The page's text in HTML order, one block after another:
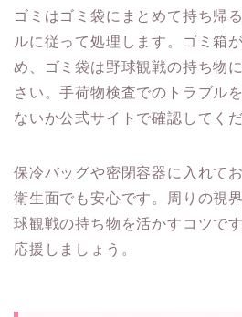
ゴミはゴミ袋にまとめて持ち帰
ルに従って処理します。ゴミ箱
め、ゴミ袋は野球観戦の持ち物
さい。手荷物検査でのトラブル
ないか公式サイトで確認してくだ
保冷バッグや密閉容器に入れて
衛生面でも安心です。周りの視
球観戦の持ち物を活かすコツで
応援しましょう。